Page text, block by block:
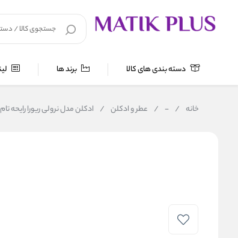
دسته بندی های کالا برند ها
خانه /
-
/ عطر و ادکلن / ادکلن مدل نرولی ریورا رایحه